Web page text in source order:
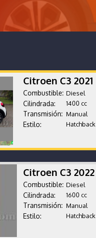
Citroen C3 2021
Combustible: Diesel
Cilindrada: 1400 cc
Transmisión: Manual
Estilo: Hatchback
Citroen C3 2022
Combustible: Diesel
Cilindrada: 1600 cc
Transmisión: Manual
Estilo: Hatchback